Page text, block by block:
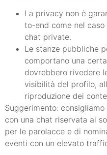
La privacy non è
to-end come nel
chat private.
Le stanze pubbliche
comportano una
dovrebbero rivedere
visibilità del profilo,
riproduzione dei
Suggerimento:
con una chat riservata ai
per le parolacce e di
eventi con un elevato